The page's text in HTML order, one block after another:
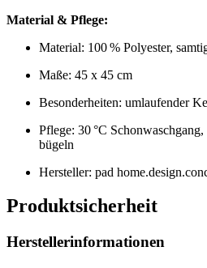
Material & Pflege:
Material: 100 % Polyester,
Maße: 45 x 45 cm
Besonderheiten: umlaufender
Pflege: 30 °C
bügeln
Hersteller: pad
Produktsicherheit
Herstellerinformationen